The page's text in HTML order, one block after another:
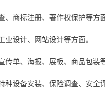
、商标注册、著作权保护等方面
业设计、网站设计等方面。
传单、海报、展板、商品包装
种设备安装、保险调查、安全